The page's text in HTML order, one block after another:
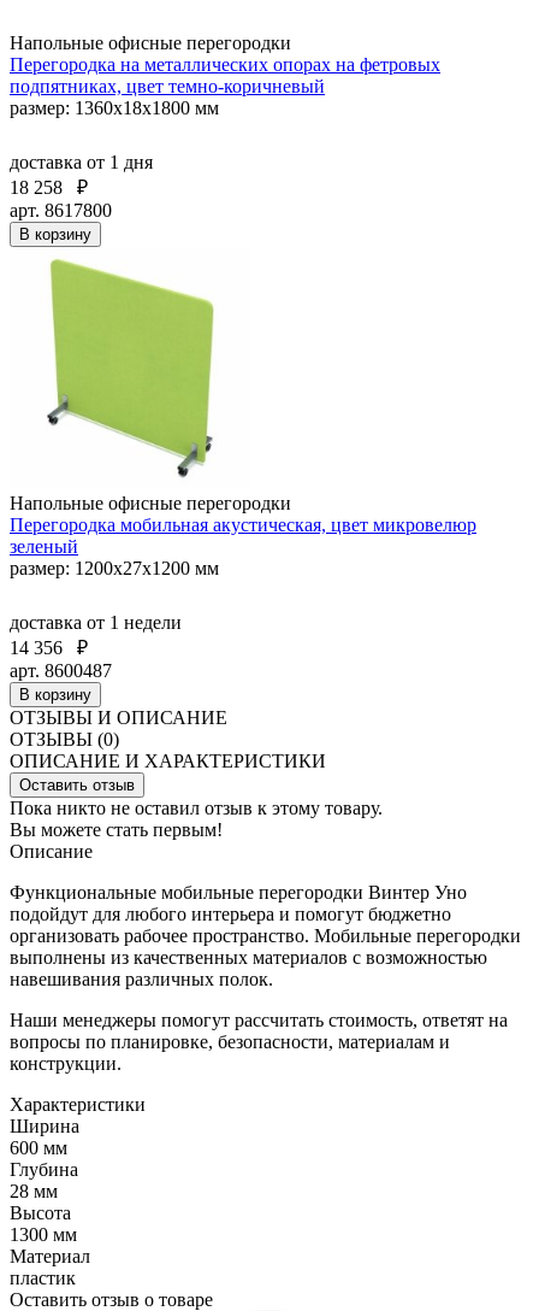
Напольные офисные перегородки
Перегородка на металлических опорах на фетровых
подпятниках, цвет темно-коричневый
размер: 1360x18x1800 мм
доставка от 1 дня
18 258
₽
арт. 8617800
В корзину
Напольные офисные перегородки
Перегородка мобильная акустическая, цвет микровелюр
зеленый
размер: 1200х27х1200 мм
доставка от 1 недели
14 356
₽
арт. 8600487
В корзину
ОТЗЫВЫ И ОПИСАНИЕ
ОТЗЫВЫ (0)
ОПИСАНИЕ И ХАРАКТЕРИСТИКИ
Оставить отзыв
Пока никто не оставил отзыв к этому товару.
Вы можете стать первым!
Описание
Функциональные мобильные перегородки Винтер Уно
подойдут для любого интерьера и помогут бюджетно
организовать рабочее пространство. Мобильные перегородки
выполнены из качественных материалов с возможностью
навешивания различных полок.
Наши менеджеры помогут рассчитать стоимость, ответят на
вопросы по планировке, безопасности, материалам и
конструкции.
Характеристики
Ширина
600 мм
Глубина
28 мм
Высота
1300 мм
Материал
пластик
Оставить отзыв о товаре